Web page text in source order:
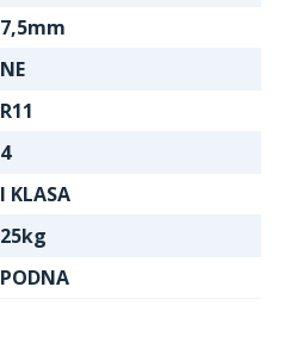
7,5mm
NE
R11
4
I KLASA
25kg
PODNA